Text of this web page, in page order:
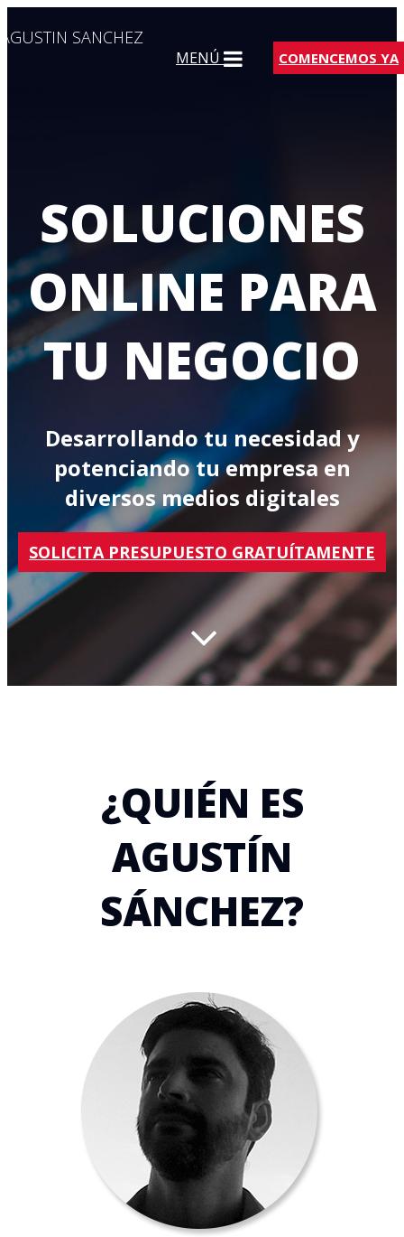
AGUSTIN SANCHEZ
MENÚ COMENCEMOS YA
SOLUCIONES
ONLINE PARA
TU NEGOCIO
Desarrollando tu necesidad y
potenciando tu empresa en
diversos medios digitales
SOLICITA PRESUPUESTO GRATUÍTAMENTE
¿QUIÉN ES
AGUSTÍN
SÁNCHEZ?